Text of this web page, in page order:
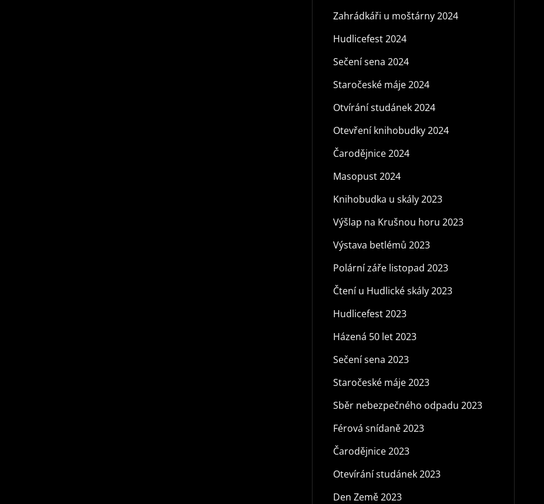
Zahrádkáři u moštárny 2024
Hudlicefest 2024
Sečení sena 2024
Staročeské máje 2024
Otvírání studánek 2024
Otevření knihobudky 2024
Čarodějnice 2024
Masopust 2024
Knihobudka u skály 2023
Výšlap na Krušnou horu 2023
Výstava betlémů 2023
Polární záře listopad 2023
Čtení u Hudlické skály 2023
Hudlicefest 2023
Házená 50 let 2023
Sečení sena 2023
Staročeské máje 2023
Sběr nebezpečného odpadu 2023
Férová snídaně 2023
Čarodějnice 2023
Otevírání studánek 2023
Den Země 2023